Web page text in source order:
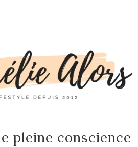
pleine conscience